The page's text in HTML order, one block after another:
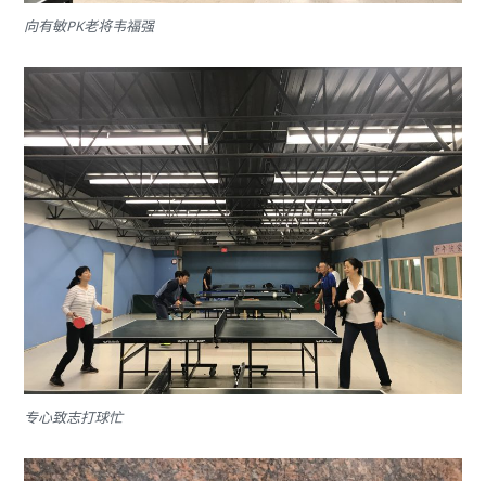
向有敏PK老将韦福强
专心致志打球忙